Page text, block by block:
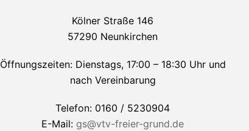
Kölner Straße 146
57290 Neunkirchen
Öffnungszeiten: Dienstags, 17:00 – 18:30 Uhr und
nach Vereinbarung
Telefon: 0160 / 5230904
E-Mail: gs@vtv-freier-grund.de